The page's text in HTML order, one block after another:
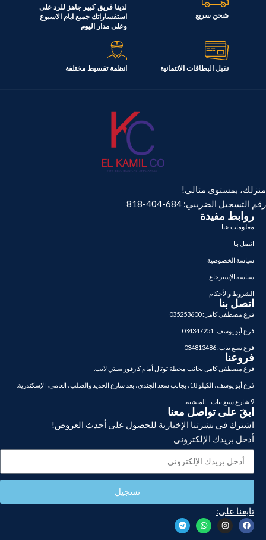
الموديل MM5371 الموديل FRL3374B
القدرة الكهربائية
شحن سريع
لدينا فريق كبير جاهز للرد على
استفساراتك جميع ايام الاسبوع
وعلى مدار اليوم
نقبل البطاقات الائتمانية انظمة تقسيط مختلفة
منزلك، بمستوى مثالي!
رقم التسجيل الضريبي: 684-404-818
روابط مفيدة
معلومات عنا
اتصل بنا
سياسة الخصوصية
سياسة الإسترجاع
الشروط والأحكام
اتصل بنا
فرع مصطفى كامل: 035253600
فرع أبو يوسف: 034347251
فرع سبع بنات: 034813486
فروعنا
فرع مصطفى كامل بجانب محطة توتال أمام كارفور سيتي لايت.
فرع أبو يوسف، الكيلو 18، بجانب سعد الجندي، بعد شارع الحديد والصلب، العامي، الإسكندرية.
9 شارع سبع بنات - المنشية.
ابقَ على تواصل معنا
اشترك في نشرتنا الإخبارية للحصول على أحدث العروض!
أدخل بريدك الإلكترونى
تسجيل
تابعنا على: